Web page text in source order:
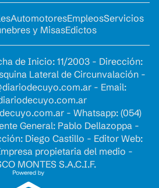
AutomotoresEmpleosServicios
y MisasEdictos
de Inicio: 11/2003 - Dirección:
Lateral de Circunvalación -
- Email:
- Whatsapp: (054)
General: Pablo Dellazoppa -
Diego Castillo - Editor Web:
propietaria del medio -
MONTES S.A.C.I.F.